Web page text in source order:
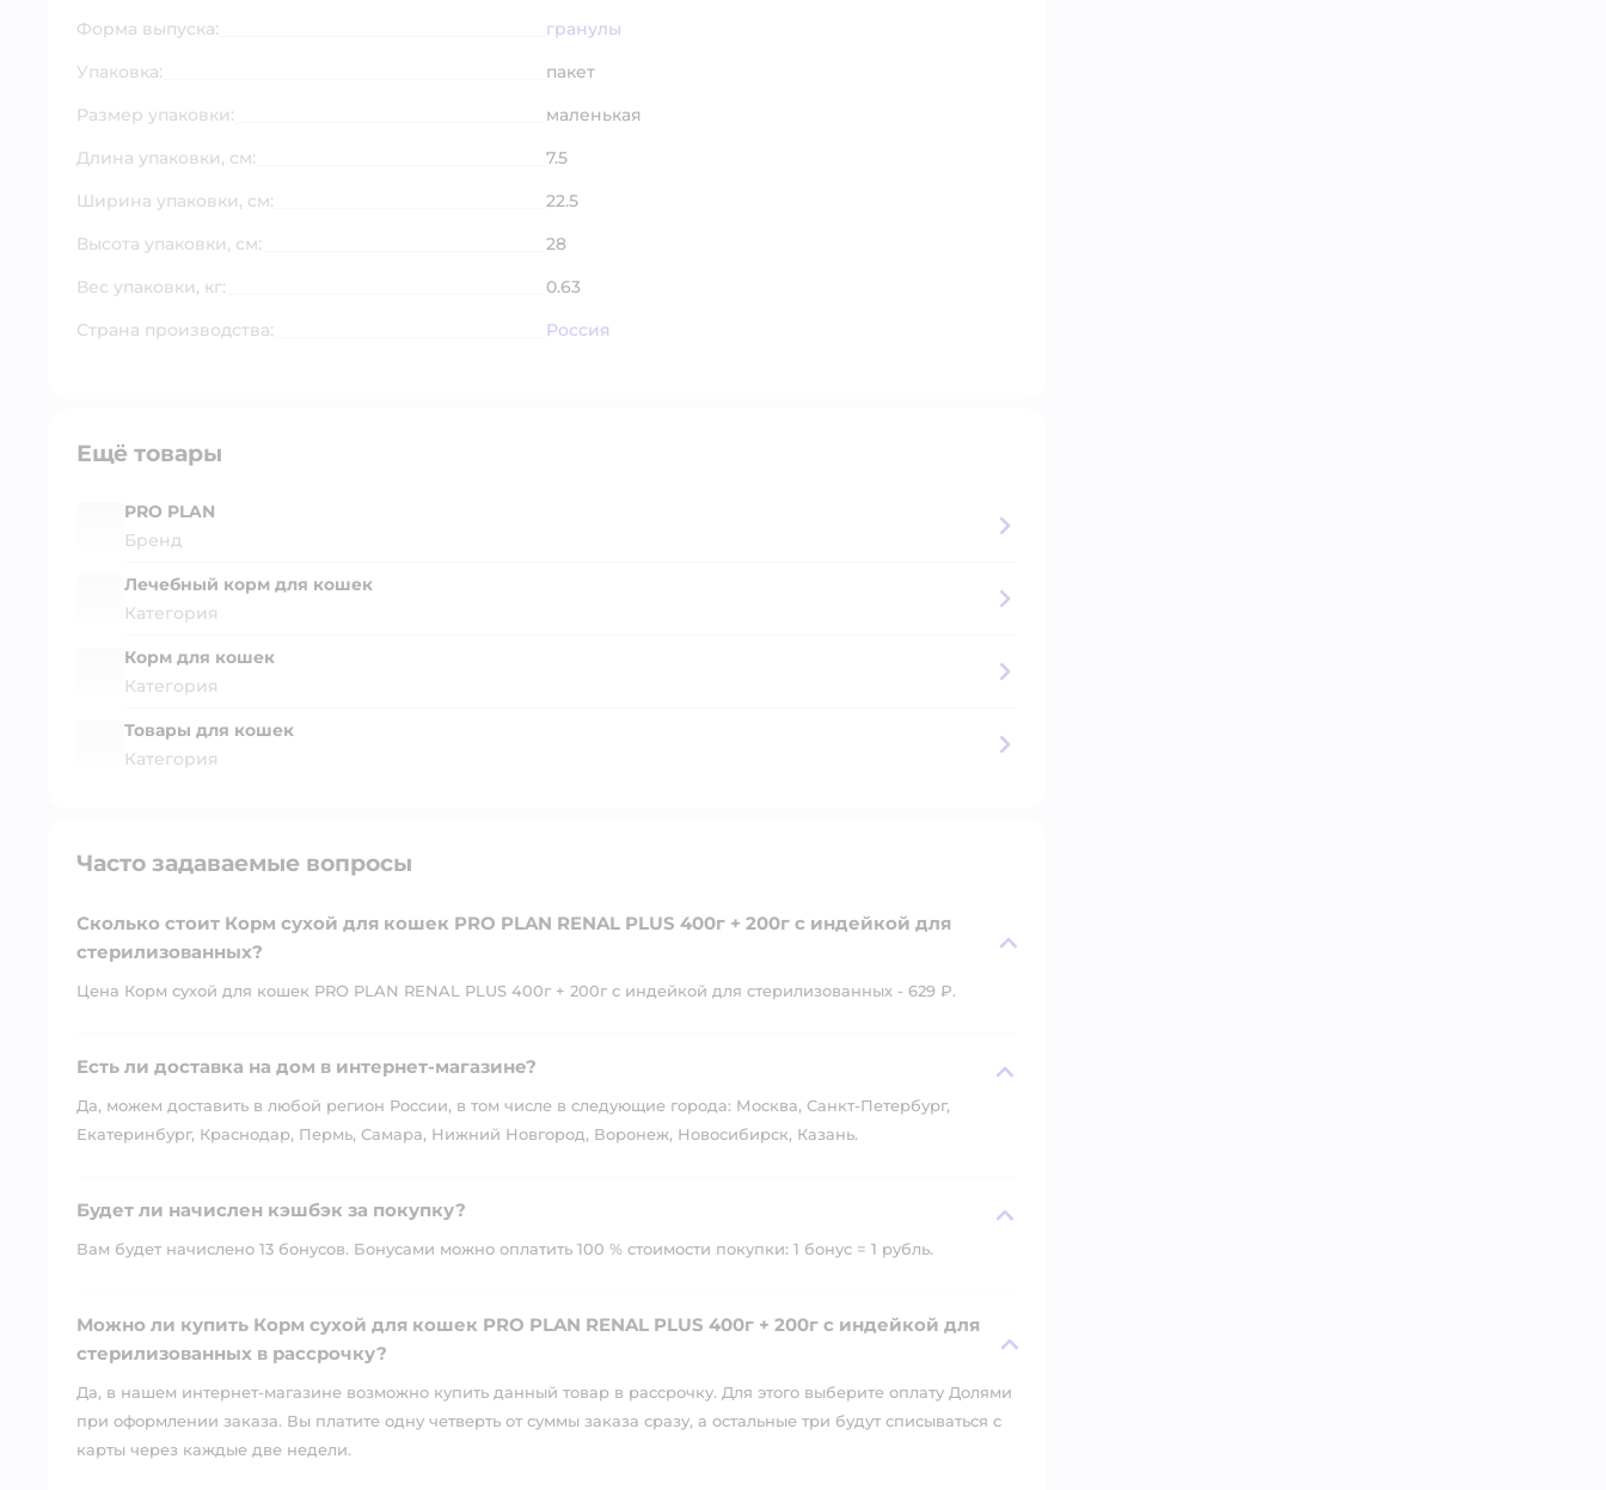
Форма выпуска:
гранулы
Упаковка:
пакет
Размер упаковки:
маленькая
Длина упаковки, см:
7.5
Ширина упаковки, см:
22.5
Высота упаковки, см:
28
Вес упаковки, кг:
0.63
Страна производства:
Россия
Ещё товары
PRO PLAN
Бренд
Лечебный корм для кошек
Категория
Корм для кошек
Категория
Товары для кошек
Категория
Часто задаваемые вопросы
Сколько стоит Корм сухой для кошек PRO PLAN RENAL PLUS 400г + 200г с индейкой для
стерилизованных?
Цена Корм сухой для кошек PRO PLAN RENAL PLUS 400г + 200г с индейкой для стерилизованных - 629 ₽.
Есть ли доставка на дом в интернет-магазине?
Да, можем доставить в любой регион России, в том числе в следующие города: Москва, Санкт-Петербург,
Екатеринбург, Краснодар, Пермь, Самара, Нижний Новгород, Воронеж, Новосибирск, Казань.
Будет ли начислен кэшбэк за покупку?
Вам будет начислено 13 бонусов. Бонусами можно оплатить 100 % стоимости покупки: 1 бонус = 1 рубль.
Можно ли купить Корм сухой для кошек PRO PLAN RENAL PLUS 400г + 200г с индейкой для
стерилизованных в рассрочку?
Да, в нашем интернет-магазине возможно купить данный товар в рассрочку. Для этого выберите оплату Долями
при оформлении заказа. Вы платите одну четверть от суммы заказа сразу, а остальные три будут списываться с
карты через каждые две недели.